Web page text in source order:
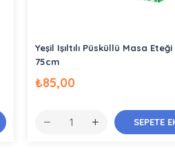
Yeşil Işıltılı Püsküllü Masa
75cm
₺85,00
SEPETE